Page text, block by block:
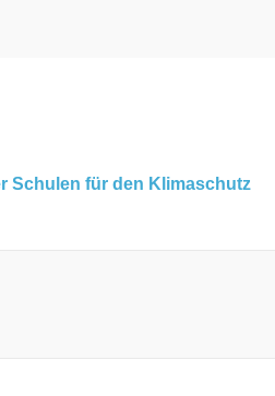
Schulen für den Klimaschutz